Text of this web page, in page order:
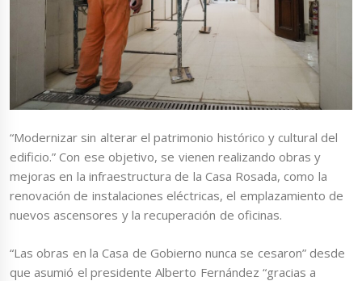
“Modernizar sin alterar el patrimonio histórico y cultural del
edificio.” Con ese objetivo, se vienen realizando obras y
mejoras en la infraestructura de la Casa Rosada, como la
renovación de instalaciones eléctricas, el emplazamiento de
nuevos ascensores y la recuperación de oficinas.
“Las obras en la Casa de Gobierno nunca se cesaron” desde
que asumió el presidente Alberto Fernández “gracias a